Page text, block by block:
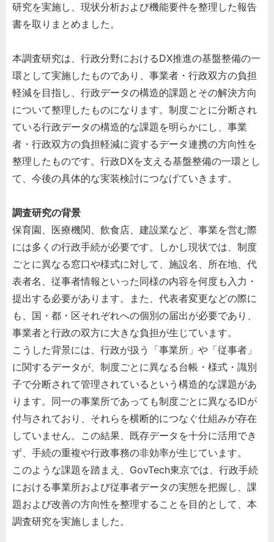
研究を実施し、現状分析および機能要件を整理した報告
書を取りまとめました。
本調査研究は、行政分野におけるDX推進の基盤整備の一
環として実施したものであり、事業者・行政双方の負担
軽減を目指し、行政データの構造的課題とその解決方向
について整理したものになります。制度ごとに分断され
ている行政データの構造的な課題を明らかにし、事業
者・行政双方の負担軽減に資するデータ連携の方向性を
整理したものです。行政DXを支える基盤整備の一環とし
て、今後の具体的な実装検討につなげていきます。
調査研究の背景
保育園、医療機関、飲食店、建設業など、事業を営む際
には多くの行政手続が必要です。しかし現状では、制度
ごとに異なる窓口や様式に対して、施設名、所在地、代
表者名、従事者情報といった同様の内容を何度も入力・
提出する必要があります。また、代表者変更などの際に
も、国・都・区それぞれへの個別の届出が必要であり、
事業者と行政の双方に大きな負担が生じています。
こうした背景には、行政が扱う「事業所」や「従事者」
に関するデータが、制度ごとに異なる台帳・様式・識別
子で分断されて管理されているという構造的な課題があ
ります。同一の事業所であっても制度ごとに異なるIDが
付与されており、それらを横断的につなぐ仕組みが存在
していません。この結果、既存データを十分に活用でき
ず、手続の重複や行政事務の非効率が生じています。
このような課題を踏まえ、GovTech東京では、行政手続
における事業所および従事者データの実態を把握し、課
題および改善の方向性を整理することを目的として、本
調査研究を実施しました。